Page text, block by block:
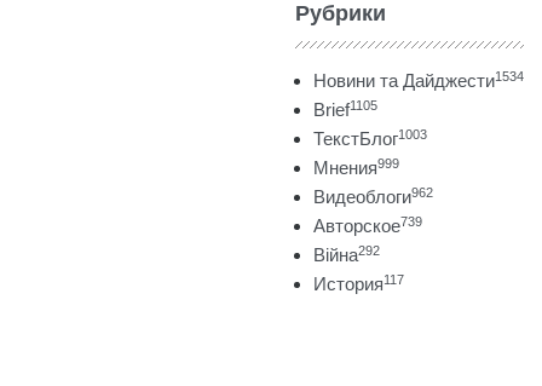
Рубрики
Новини та Дайджести1534
Brief1105
ТекстБлог1003
Мнения999
Видеоблоги962
Авторское739
Війна292
История117